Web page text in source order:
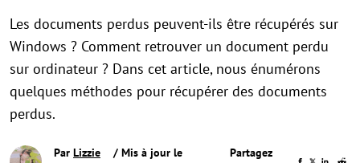
Les documents perdus peuvent-ils être récupérés sur
Windows ? Comment retrouver un document perdu
sur ordinateur ? Dans cet article, nous énumérons
quelques méthodes pour récupérer des documents
perdus.
Par Lizzie
/ Mis à jour le
Partagez